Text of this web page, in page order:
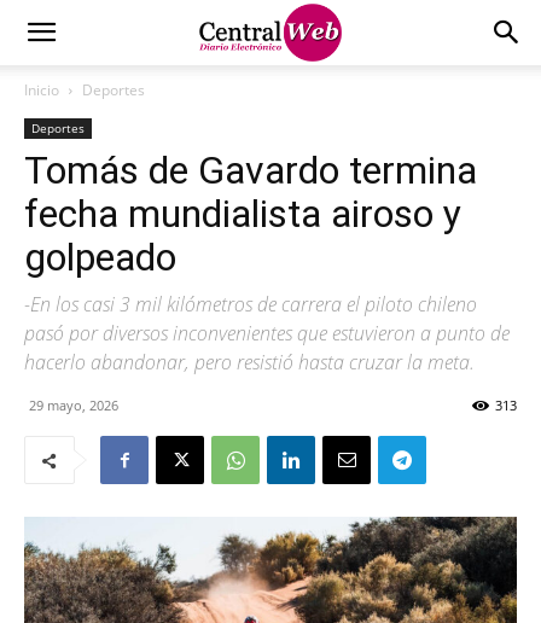
Inicio Deportes
Deportes
Tomás de Gavardo termina
fecha mundialista airoso y
golpeado
-En los casi 3 mil kilómetros de carrera el piloto chileno
pasó por diversos inconvenientes que estuvieron a punto de
hacerlo abandonar, pero resistió hasta cruzar la meta.
29 mayo, 2026 313